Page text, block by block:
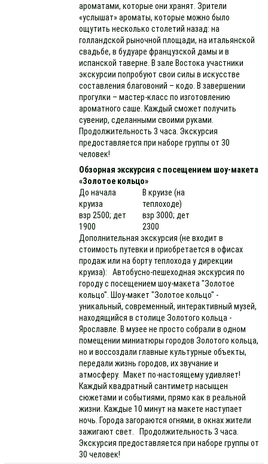
ароматами, которые они хранят. Зрители
«услышат» ароматы, которые можно было
ощутить несколько столетий назад: на
голландской рыночной площади, на итальянской
свадьбе, в будуаре французской дамы и в
испанской таверне. В зале Востока участники
экскурсии попробуют свои силы в искусстве
составления благовоний – кодо. В завершении
прогулки – мастер-класс по изготовлению
ароматного саше. Каждый сможет получить
сувенир, сделанными своими руками.
Продолжительность 3 часа. Экскурсия
предоставляется при наборе группы от 30
человек!
Обзорная экскурсия с посещением шоу-макета
«Золотое кольцо»
До начала
круиза
взр 2500; дет
1900
В круизе (на
теплоходе)
взр 3000; дет
2300
Дополнительная экскурсия (не входит в
стоимость путевки и приобретается в офисах
продаж или на борту теплохода у дирекции
круиза): Автобусно-пешеходная экскурсия по
городу с посещением шоу-макета "Золотое
кольцо". Шоу-макет "Золотое кольцо" -
уникальный, современный, интерактивный музей,
находящийся в столице Золотого кольца -
Ярославле. В музее не просто собрали в одном
помещении миниатюры городов Золотого кольца,
но и воссоздали главные культурные объекты,
передали жизнь городов, их звучание и
атмосферу. Макет по-настоящему удивляет!
Каждый квадратный сантиметр насыщен
сюжетами и событиями, прямо как в реальной
жизни. Каждые 10 минут на макете наступает
ночь. Города загораются огнями, в окнах жители
зажигают свет. Продолжительность 3 часа.
Экскурсия предоставляется при наборе группы от
30 человек!